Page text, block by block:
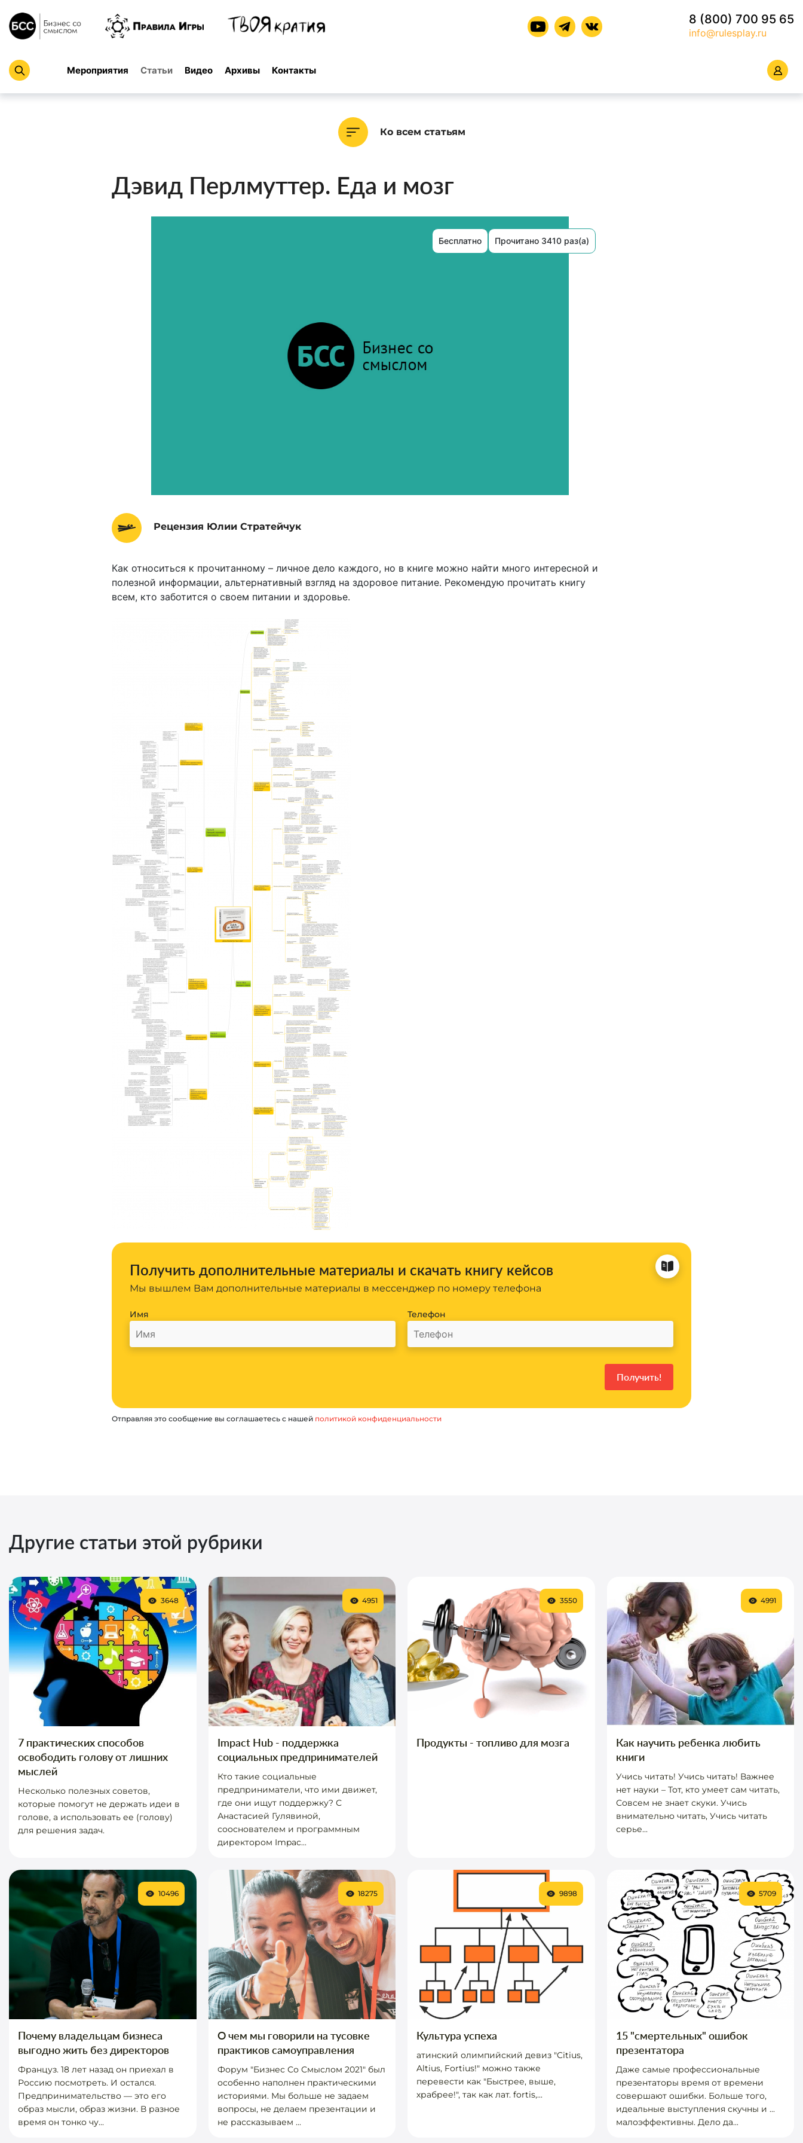
8 (800) 700 95 65
info@rulesplay.ru
Мероприятия Статьи Видео Архивы Контакты
Ко всем статьям
Дэвид Перлмуттер. Еда и мозг
Бесплатно Прочитано 3410 раз(а)
Рецензия Юлии Стратейчук
Как относиться к прочитанному – личное дело каждого, но в книге можно найти много интересной и
полезной информации, альтернативный взгляд на здоровое питание. Рекомендую прочитать книгу
всем, кто заботится о своем питании и здоровье.
Получить дополнительные материалы и скачать книгу кейсов
Мы вышлем Вам дополнительные материалы в мессенджер по номеру телефона
Имя Телефон
Отправляя это сообщение вы соглашаетесь с нашей политикой конфиденциальности
Другие статьи этой рубрики
7 практических способов
освободить голову от лишних
мыслей
Несколько полезных советов,
которые помогут не держать идеи в
голове, а использовать ее (голову)
для решения задач.
3648
Impact Hub - поддержка
социальных предпринимателей
Кто такие социальные
предприниматели, что ими движет,
где они ищут поддержку? С
Анастасией Гулявиной,
сооснователем и программным
директором Impac...
4951
Продукты - топливо для мозга
3550
Как научить ребенка любить
книги
Учись читать! Учись читать! Важнее
нет науки – Тот, кто умеет сам читать,
Совсем не знает скуки. Учись
внимательно читать, Учись читать
серье...
4991
Почему владельцам бизнеса
выгодно жить без директоров
Француз. 18 лет назад он приехал в
Россию посмотреть. И остался.
Предпринимательство — это его
образ мысли, образ жизни. В разное
время он тонко чу...
10496
О чем мы говорили на тусовке
практиков самоуправления
Форум "Бизнес Со Смыслом 2021" был
особенно наполнен практическими
историями. Мы больше не задаем
вопросы, не делаем презентации и
не рассказываем ...
18275
Культура успеха
атинский олимпийский девиз "Citius,
Altius, Fortius!" можно также
перевести как "Быстрее, выше,
храбрее!", так как лат. fortis,...
9898
15 "смертельных" ошибок
презентатора
Даже самые профессиональные
презентаторы время от времени
совершают ошибки. Больше того,
идеальные выступления скучны и ...
малоэффективны. Дело да...
5709